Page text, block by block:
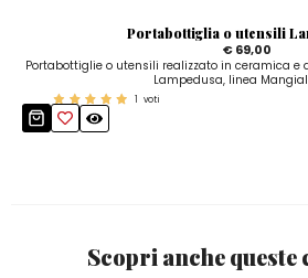
Portabottiglia o utensili
€ 69,00
Portabottiglie o utensili realizzato in ceramica
Lampedusa, linea
1 voti
Scopri anche queste